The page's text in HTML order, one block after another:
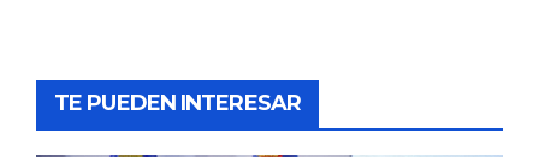
TE PUEDEN INTERESAR